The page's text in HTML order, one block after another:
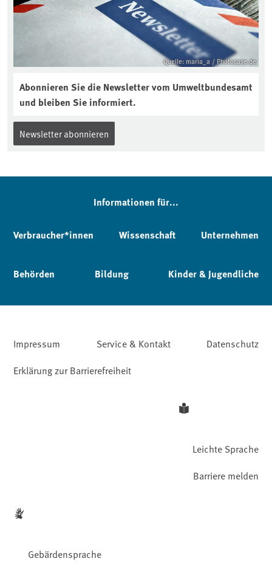
Quelle: maria_a / Photocase.de
Abonnieren Sie die Newsletter vom Umweltbundesamt
und bleiben Sie informiert.
Newsletter abonnieren
Informationen für...
Verbraucher*innen Wissenschaft Unternehmen
Behörden Bildung Kinder & Jugendliche
Impressum Service & Kontakt
Datenschutz
Erklärung zur Barrierefreiheit
Leichte Sprache
Gebärdensprache
Barriere melden